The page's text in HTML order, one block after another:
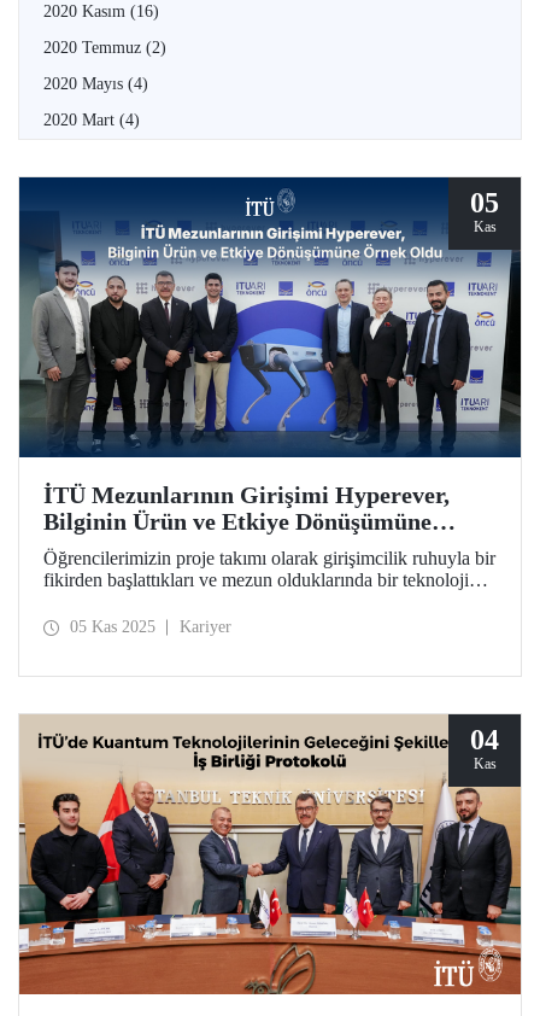
2020 Kasım (16)
2020 Temmuz (2)
2020 Mayıs (4)
2020 Mart (4)
05
Kas
İTÜ Mezunlarının Girişimi Hyperever,
Bilginin Ürün ve Etkiye Dönüşümüne
Örnek Oldu
Öğrencilerimizin proje takımı olarak girişimcilik ruhuyla bir
fikirden başlattıkları ve mezun olduklarında bir teknoloji
yatırım desteği aldı.
05 Kas 2025 Kariyer
04
Kas